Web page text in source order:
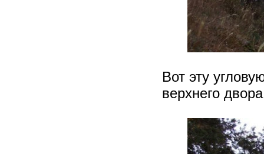
Вот эту
верхнего двора